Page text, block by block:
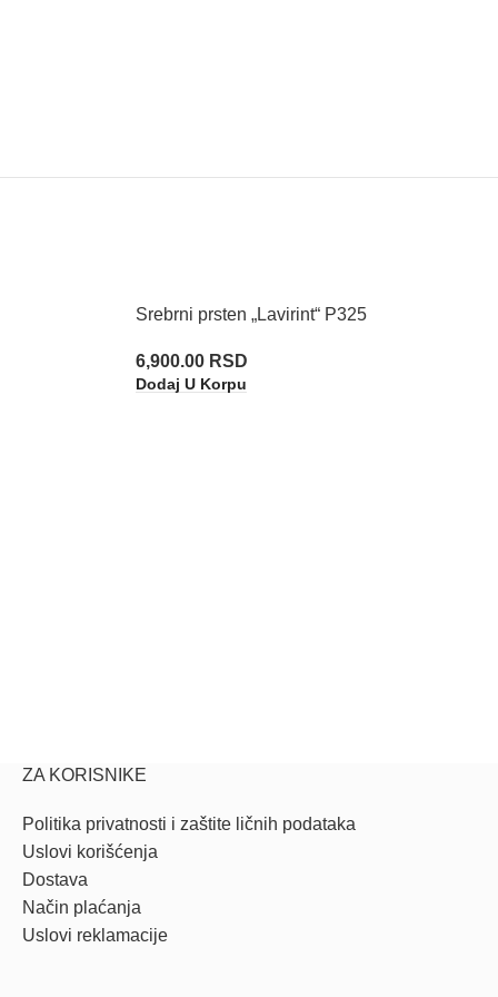
Srebrni prsten „Lavirint“ P325
6,900.00 RSD
Dodaj U Korpu
ZA KORISNIKE
Politika privatnosti i zaštite ličnih podataka
Uslovi korišćenja
Dostava
Način plaćanja
Uslovi reklamacije